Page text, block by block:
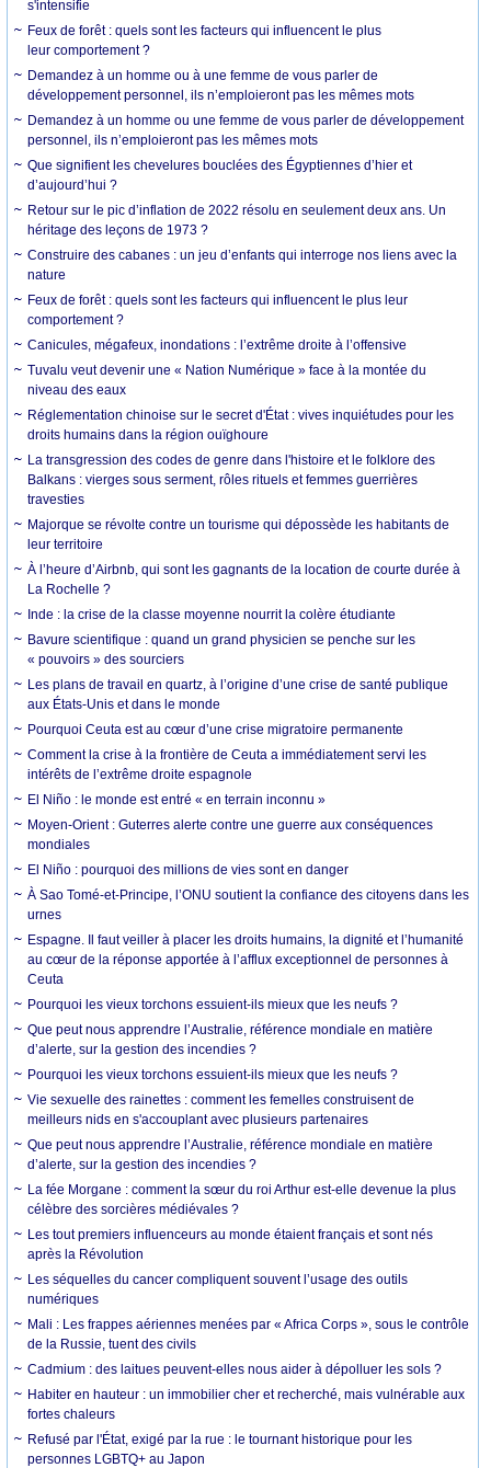
s'intensifie
Feux de forêt : quels sont les facteurs qui influencent le plus
leur comportement ?
Demandez à un homme ou à une femme de vous parler de
développement personnel, ils n’emploieront pas les mêmes mots
Demandez à un homme ou une femme de vous parler de développement
personnel, ils n’emploieront pas les mêmes mots
Que signifient les chevelures bouclées des Égyptiennes d’hier et
d’aujourd’hui ?
Retour sur le pic d’inflation de 2022 résolu en seulement deux ans. Un
héritage des leçons de 1973 ?
Construire des cabanes : un jeu d’enfants qui interroge nos liens avec la
nature
Feux de forêt : quels sont les facteurs qui influencent le plus leur
comportement ?
Canicules, mégafeux, inondations : l’extrême droite à l’offensive
Tuvalu veut devenir une « Nation Numérique » face à la montée du
niveau des eaux
Réglementation chinoise sur le secret d'État : vives inquiétudes pour les
droits humains dans la région ouïghoure
La transgression des codes de genre dans l'histoire et le folklore des
Balkans : vierges sous serment, rôles rituels et femmes guerrières
travesties
Majorque se révolte contre un tourisme qui dépossède les habitants de
leur territoire
À l’heure d’Airbnb, qui sont les gagnants de la location de courte durée à
La Rochelle ?
Inde : la crise de la classe moyenne nourrit la colère étudiante
Bavure scientifique : quand un grand physicien se penche sur les
« pouvoirs » des sourciers
Les plans de travail en quartz, à l’origine d’une crise de santé publique
aux États-Unis et dans le monde
Pourquoi Ceuta est au cœur d’une crise migratoire permanente
Comment la crise à la frontière de Ceuta a immédiatement servi les
intérêts de l’extrême droite espagnole
El Niño : le monde est entré « en terrain inconnu »
Moyen-Orient : Guterres alerte contre une guerre aux conséquences
mondiales
El Niño : pourquoi des millions de vies sont en danger
À Sao Tomé-et-Principe, l’ONU soutient la confiance des citoyens dans les
urnes
Espagne. Il faut veiller à placer les droits humains, la dignité et l’humanité
au cœur de la réponse apportée à l’afflux exceptionnel de personnes à
Ceuta
Pourquoi les vieux torchons essuient-ils mieux que les neufs ?
Que peut nous apprendre l’Australie, référence mondiale en matière
d’alerte, sur la gestion des incendies ?
Pourquoi les vieux torchons essuient-ils mieux que les neufs ?
Vie sexuelle des rainettes : comment les femelles construisent de
meilleurs nids en s'accouplant avec plusieurs partenaires
Que peut nous apprendre l’Australie, référence mondiale en matière
d’alerte, sur la gestion des incendies ?
La fée Morgane : comment la sœur du roi Arthur est-elle devenue la plus
célèbre des sorcières médiévales ?
Les tout premiers influenceurs au monde étaient français et sont nés
après la Révolution
Les séquelles du cancer compliquent souvent l’usage des outils
numériques
Mali : Les frappes aériennes menées par « Africa Corps », sous le contrôle
de la Russie, tuent des civils
Cadmium : des laitues peuvent-elles nous aider à dépolluer les sols ?
Habiter en hauteur : un immobilier cher et recherché, mais vulnérable aux
fortes chaleurs
Refusé par l'État, exigé par la rue : le tournant historique pour les
personnes LGBTQ+ au Japon